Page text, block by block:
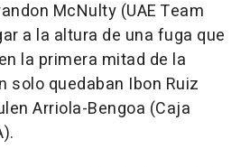
McNulty (UAE Team
a la altura de una fuga que
la primera mitad de la
solo quedaban Ibon Ruiz
Arriola-Bengoa (Caja